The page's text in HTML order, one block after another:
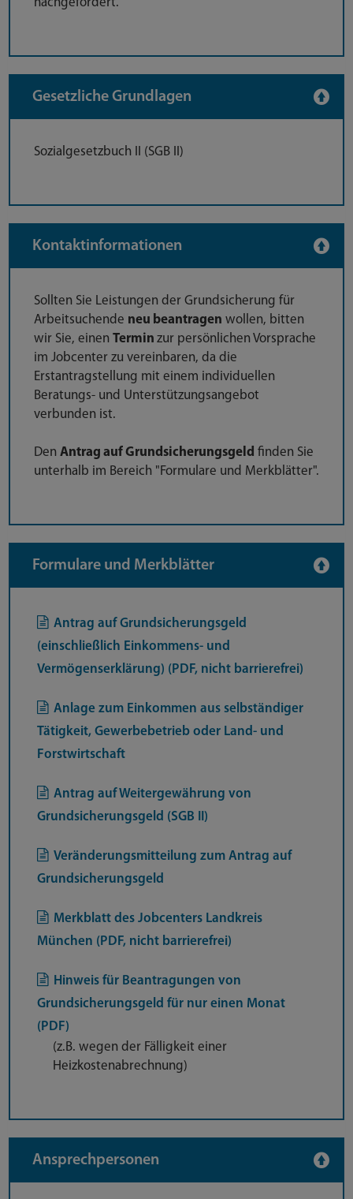
Gesetzliche Grundlagen
Sozialgesetzbuch II (SGB II)
Kontaktinformationen
Sollten Sie Leistungen der Grundsicherung für
Arbeitsuchende neu beantragen wollen, bitten
wir Sie, einen Termin zur persönlichen Vorsprache
im Jobcenter zu vereinbaren, da die
Erstantragstellung mit einem individuellen
Beratungs- und Unterstützungsangebot
verbunden ist.
Den Antrag auf Grundsicherungsgeld finden Sie
unterhalb im Bereich "Formulare und Merkblätter".
Formulare und Merkblätter
Antrag auf Grundsicherungsgeld
(einschließlich Einkommens- und
Vermögenserklärung) (PDF, nicht barrierefrei)
Anlage zum Einkommen aus selbständiger
Tätigkeit, Gewerbebetrieb oder Land- und
Forstwirtschaft
Antrag auf Weitergewährung von
Grundsicherungsgeld (SGB II)
Veränderungsmitteilung zum Antrag auf
Grundsicherungsgeld
Merkblatt des Jobcenters Landkreis
München (PDF, nicht barrierefrei)
Hinweis für Beantragungen von
Grundsicherungsgeld für nur einen Monat
(PDF)
(z.B. wegen der Fälligkeit einer
Heizkostenabrechnung)
Ansprechpersonen